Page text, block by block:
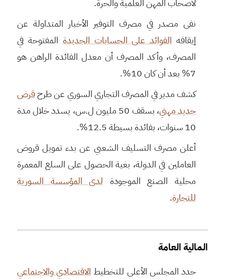
لأصحاب المهن العلمية والحرة.
نفى مصدر في مصرف التوفير الأخبار المتداولة عن
إيقافه الفوائد على الحسابات الجديدةالمفتوحة في
المصرف، وأكد المصرف أن معدل الفائدة الراهن هو
7% بعد أن كان 10%.
كشف مدير في المصرف التجاري السوري عن طرحقرض
جديد مهني
، بسقف 50 مليون ل.س، يسدد خلال مدة
10 سنوات، بفائدة بسيطة 12.5%.
أعلن مصرف التسليف الشعبي عن بدء تمويل قروض
العاملين في الدولة، بغية الحصول على السلع المعمرة
محلية الصنع الموجودة لدى المؤسسة السورية
للتجارة.
المالية العامة
حدد المجلس الأعلى للتخطيط الاقتصادي والاجتماعي